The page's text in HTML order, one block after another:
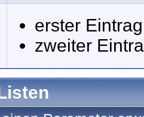
erster Eintrag
zweiter